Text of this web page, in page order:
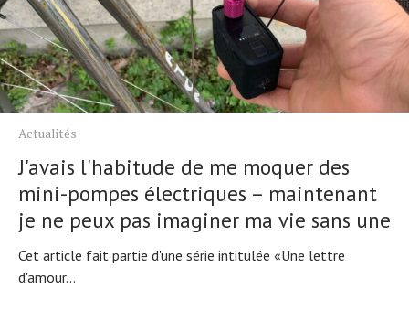
Actualités
J'avais l'habitude de me moquer des
mini-pompes électriques – maintenant
je ne peux pas imaginer ma vie sans une
Cet article fait partie d'une série intitulée «Une lettre
d'amour...